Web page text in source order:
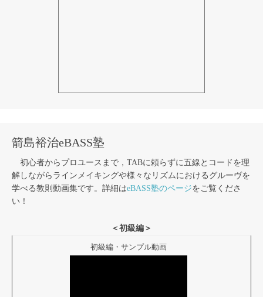
箭島裕治eBASS塾
初心者からプロユースまで，TABに頼らずに五線とコードを理
解しながらラインメイキングや様々なリズムにおけるグルーヴを
学べる教則動画集です。詳細はeBASS塾のページをご覧くださ
い！
＜初級編＞
初級編・サンプル動画